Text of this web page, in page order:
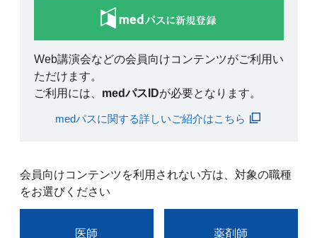
Web講演会などの会員向けコンテンツがご利用い
ただけます。
ご利用には、 medパスIDが必要となります。
medパスに関する詳しいご紹介はこちら
会員向けコンテンツを利用されない方は、対象の職種
をお選びください
医師 薬剤師